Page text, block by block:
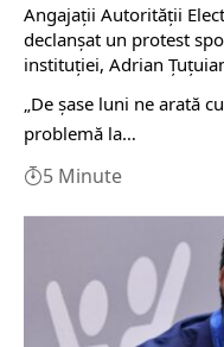
Angajații Autorității
declanșat un protest
instituției, Adrian
„De șase luni ne arată
problemă la…
5 Minute